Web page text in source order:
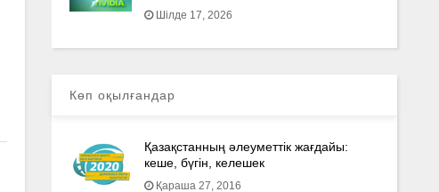
Шілде 17, 2026
Көп оқылғандар
Қазақстанның әлеуметтік жағдайы:
кеше, бүгін, келешек
Қараша 27, 2016